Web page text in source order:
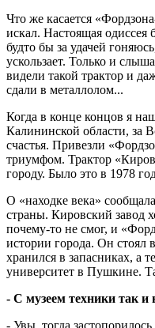
Что же касается
искал. Настоящая одиссея
будто бы за удачей
ускользает. Только и
видели такой трактор и
сдали в металлолом...
Когда в конце концов я
Калининской области, за
счастья. Привезли
триумфом. Трактор
городу. Было это в 1978
О «находке века»
страны. Кировский завод
почему-то не смог, и
истории города. Он стоял
хранился в запасниках, а
университет в Пушкине.
- С музеем техники так и